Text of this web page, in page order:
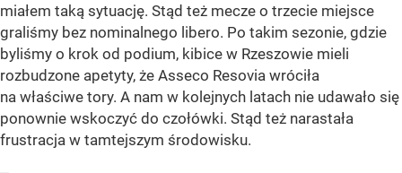
miałem taką sytuację. Stąd też mecze o trzecie miejsce
graliśmy bez nominalnego libero. Po takim sezonie, gdzie
byliśmy o krok od podium, kibice w Rzeszowie mieli
rozbudzone apetyty, że Asseco Resovia wróciła
na właściwe tory. A nam w kolejnych latach nie udawało się
ponownie wskoczyć do czołówki. Stąd też narastała
frustracja w tamtejszym środowisku.